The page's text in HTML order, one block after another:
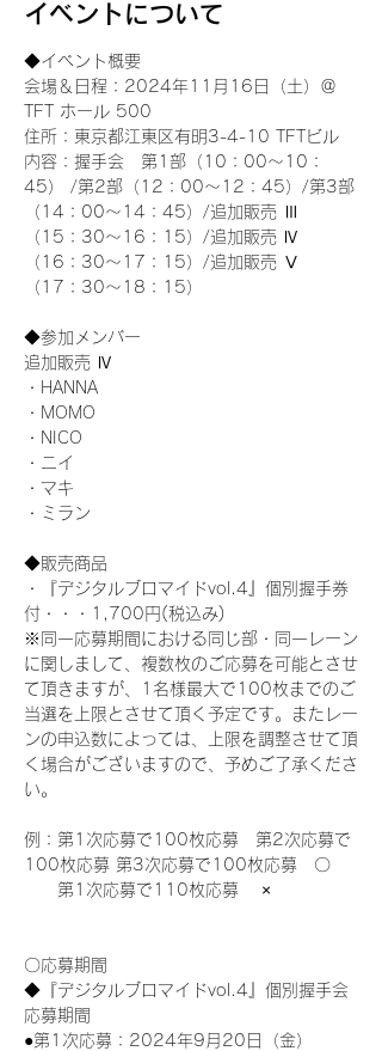
イベントについて
◆イベント概要
会場＆日程：2024年11月16日（土）＠
TFT ホール 500
住所：東京都江東区有明3-4-10 TFTビル
内容：握手会　第1部（10：00～10：
45） /第2部（12：00～12：45）/第3部
（14：00～14：45）/追加販売 Ⅲ
（15：30～16：15）/追加販売 Ⅳ
（16：30～17：15）/追加販売 Ⅴ
（17：30～18：15）
◆参加メンバー
追加販売 Ⅳ
・HANNA
・MOMO
・NICO
・ニイ
・マキ
・ミラン
◆販売商品
・『デジタルブロマイドvol.4』個別握手券
付・・・1,700円(税込み)
※同一応募期間における同じ部・同一レーン
に関しまして、複数枚のご応募を可能とさせ
て頂きますが、1名様最大で100枚までのご
当選を上限とさせて頂く予定です。またレー
ンの申込数によっては、上限を調整させて頂
く場合がございますので、予めご了承くださ
い。
例：第1次応募で100枚応募　第2次応募で
100枚応募 第3次応募で100枚応募　〇
第1次応募で110枚応募　 ×
〇応募期間
◆『デジタルブロマイドvol.4』個別握手会
応募期間
●第1次応募：2024年9月20日（金）